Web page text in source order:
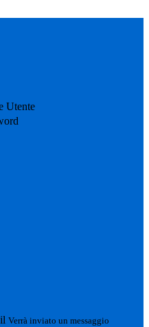
Utente
Verrà inviato un messaggio